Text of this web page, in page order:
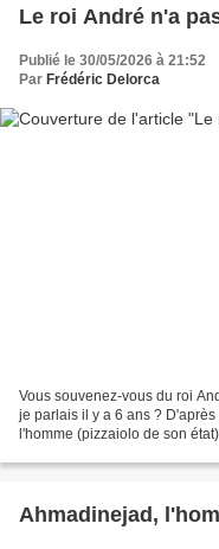
Le roi André n'a
Publié le 30/05/2026 à 21:52
Par Frédéric Delorca
Vous souvenez-vous du roi
je parlais il y a 6 ans ?
l'homme (pizzaiolo de son
Ahmadinejad,